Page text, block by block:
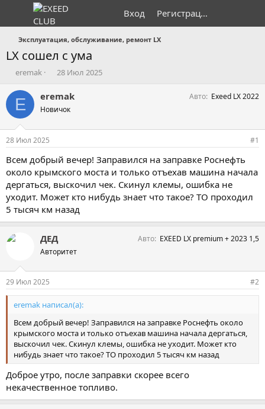
Вход Регистрация
Эксплуатация, обслуживание, ремонт LX
LX сошел с ума
А
т
о
т
е
м
ы
eremak
Д
т
н
а
л
28 Июл 2025
E eremak
Новичок
Авто Exeed LX 2022
28 Июл 2025 #1
Всем добрый вечер! Заправился на заправке Роснефть
около крымского моста и только отъехав машина начала
дергаться, выскочил чек. Скинул клемы, ошибка не
уходит. Может кто нибудь знает что такое? ТО проходил
5 тысяч км назад
ДЕД
Авторитет
Авто EXEED LX premium + 2023 1,5
29 Июл 2025 #2
eremak написал(а):
Всем добрый вечер! Заправился на заправке Роснефть около
крымского моста и только отъехав машина начала дергаться,
выскочил чек. Скинул клемы, ошибка не уходит. Может кто
нибудь знает что такое? ТО проходил 5 тысяч км назад
Доброе утро, после заправки скорее всего
некачественное топливо.